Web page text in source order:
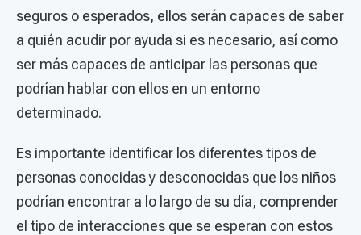
seguros o esperados, ellos serán capaces de saber
a quién acudir por ayuda si es necesario, así como
ser más capaces de anticipar las personas que
podrían hablar con ellos en un entorno
determinado.
Es importante identificar los diferentes tipos de
personas conocidas y desconocidas que los niños
podrían encontrar a lo largo de su día, comprender
el tipo de interacciones que se esperan con estos